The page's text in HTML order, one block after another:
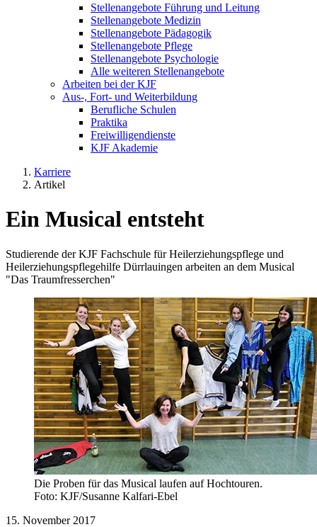
Stellenangebote Führung und Leitung
Stellenangebote Medizin
Stellenangebote Pädagogik
Stellenangebote Pflege
Stellenangebote Psychologie
Alle weiteren Stellenangebote
Arbeiten bei der KJF
Aus-, Fort- und Weiterbildung
Berufliche Schulen
Praktika
Freiwilligendienste
KJF Akademie
Karriere
Artikel
Ein Musical entsteht
Studierende der KJF Fachschule für Heilerziehungspflege und
Heilerziehungspflegehilfe Dürrlauingen arbeiten an dem Musical
"Das Traumfresserchen"
Die Proben für das Musical laufen auf Hochtouren.
Foto: KJF/Susanne Kalfari-Ebel
15. November 2017